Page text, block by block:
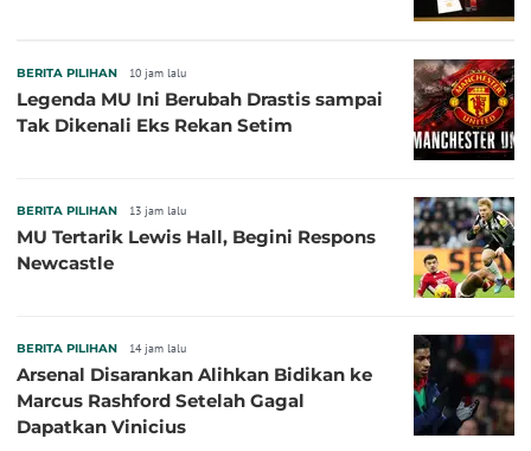
BERITA PILIHAN 10 jam lalu
Legenda MU Ini Berubah Drastis sampai
Tak Dikenali Eks Rekan Setim
BERITA PILIHAN 13 jam lalu
MU Tertarik Lewis Hall, Begini Respons
Newcastle
BERITA PILIHAN 14 jam lalu
Arsenal Disarankan Alihkan Bidikan ke
Marcus Rashford Setelah Gagal
Dapatkan Vinicius